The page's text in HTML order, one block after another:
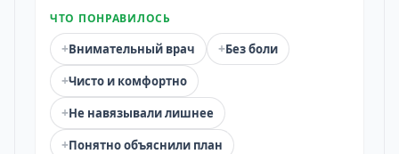
ЧТО ПОНРАВИЛОСЬ
+Внимательный врач +Без боли
+Чисто и комфортно
+Не навязывали лишнее
+Понятно объяснили план